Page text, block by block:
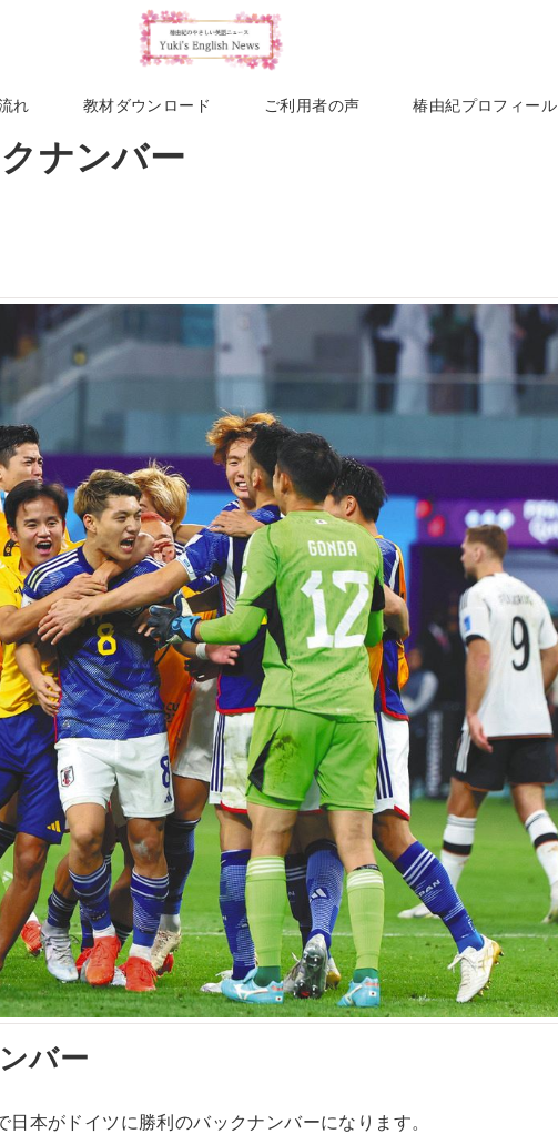
れ 教材ダウンロード ご利用者の声 椿由紀プロフィール
ナンバー
バー
本がドイツに勝利のバックナンバーになります。